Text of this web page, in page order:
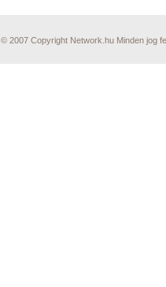
© 2007 Copyright Network.hu Minden jog